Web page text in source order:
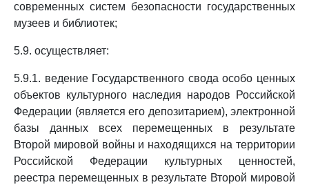
современных систем безопасности государственных
музеев и библиотек;
5.9. осуществляет:
5.9.1. ведение Государственного свода особо ценных
объектов культурного наследия народов Российской
Федерации (является его депозитарием), электронной
базы данных всех перемещенных в результате
Второй мировой войны и находящихся на территории
Российской Федерации культурных ценностей,
реестра перемещенных в результате Второй мировой